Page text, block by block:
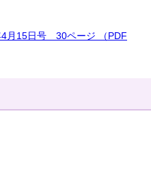
月15日号 30ページ （PDF